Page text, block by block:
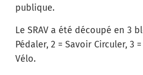
publique.
Le SRAV a été découpé en 3
Pédaler, 2 = Savoir Circuler, 3
Vélo.